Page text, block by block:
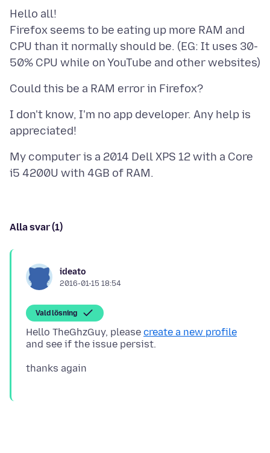
Hello all!
Firefox seems to be eating up more RAM and
CPU than it normally should be. (EG: It uses 30-
I don't know, I'm no app developer. Any help is
My computer is a 2014 Dell XPS 12 with a Core
Alla svar (1)
ideato
2016-01-15 18:54
Vald lösning
Hello TheGhzGuy, please create a new profile